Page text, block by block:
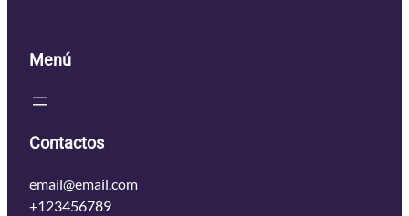
Menú
Contactos
email@email.com
+123456789